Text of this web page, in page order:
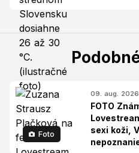
Foto
09. aug.
FOTO
sexi koži,